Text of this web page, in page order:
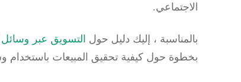
الاجتماعي.
بالمناسبة ، إليك دليل حول التسويق عبر
بخطوة حول كيفية تحقيق المبيعات باستخدام